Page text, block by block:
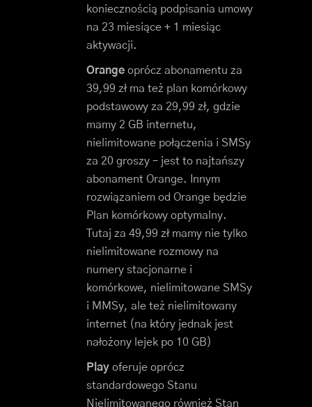
koniecznością podpisania umowy
na 23 miesiące + 1 miesiąc
aktywacji.
Orange oprócz abonamentu za
39,99 zł ma też plan komórkowy
podstawowy za 29,99 zł, gdzie
mamy 2 GB internetu,
nielimitowane połączenia i SMSy
za 20 groszy – jest to najtańszy
abonament Orange. Innym
rozwiązaniem od Orange będzie
Plan komórkowy optymalny.
Tutaj za 49,99 zł mamy nie tylko
nielimitowane rozmowy na
numery stacjonarne i
komórkowe, nielimitowane SMSy
i MMSy, ale też nielimitowany
internet (na który jednak jest
nałożony lejek po 10 GB)
Play oferuje oprócz
standardowego Stanu
Nielimitowanego również Stan